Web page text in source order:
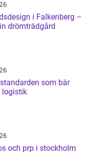
i Falkenberg –
drömträdgård
logistik
och prp i stockholm